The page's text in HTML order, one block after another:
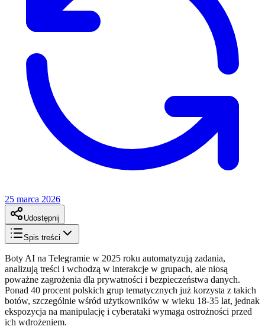
25 marca 2026
Udostępnij
Spis treści
Boty AI na Telegramie w 2025 roku automatyzują zadania,
analizują treści i wchodzą w interakcje w grupach, ale niosą
poważne zagrożenia dla prywatności i bezpieczeństwa danych.
Ponad 40 procent polskich grup tematycznych już korzysta z takich
botów, szczególnie wśród użytkowników w wieku 18-35 lat, jednak
ekspozycja na manipulację i cyberataki wymaga ostrożności przed
ich wdrożeniem.